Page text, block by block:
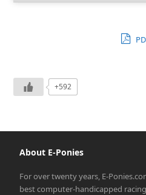
+592
About E-Ponies
For over twenty years, E-
best computer-handicapped